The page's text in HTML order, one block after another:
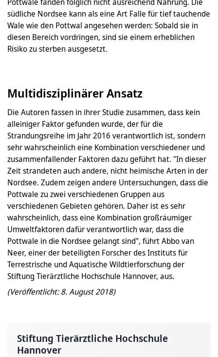
südliche Nordsee kann als eine Art Falle für tief tauchende
Wale wie den Pottwal angesehen werden: Sobald sie in
diesen Bereich vordringen, sind sie einem erheblichen
Risiko zu sterben ausgesetzt.
Multidisziplinärer Ansatz
Die Autoren fassen in ihrer Studie zusammen, dass kein
alleiniger Faktor gefunden wurde, der für die
Strandungsreihe im Jahr 2016 verantwortlich ist, sondern
sehr wahrscheinlich eine Kombination verschiedener und
zusammenfallender Faktoren dazu geführt hat. "In dieser
Zeit strandeten auch andere, nicht heimische Arten in der
Nordsee. Zudem zeigen andere Untersuchungen, dass die
Pottwale zu zwei verschiedenen Gruppen aus
verschiedenen Gebieten gehören. Daher ist es sehr
wahrscheinlich, dass eine Kombination großräumiger
Umweltfaktoren dafür verantwortlich war, dass die
Pottwale in die Nordsee gelangt sind", führt Abbo van
Neer, einer der beteiligten Forscher des Instituts für
Terrestrische und Aquatische Wildtierforschung der
Stiftung Tierärztliche Hochschule Hannover, aus.
(Veröffentlicht: 8. August 2018)
Stiftung Tierärztliche Hochschule
Hannover